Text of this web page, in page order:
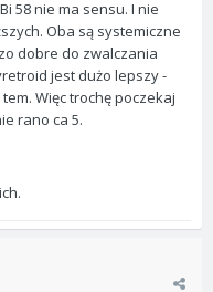
58 nie ma sensu. I nie
Oba są systemiczne
dobre do zwalczania
jest dużo lepszy -
Więc trochę poczekaj
rano ca 5.